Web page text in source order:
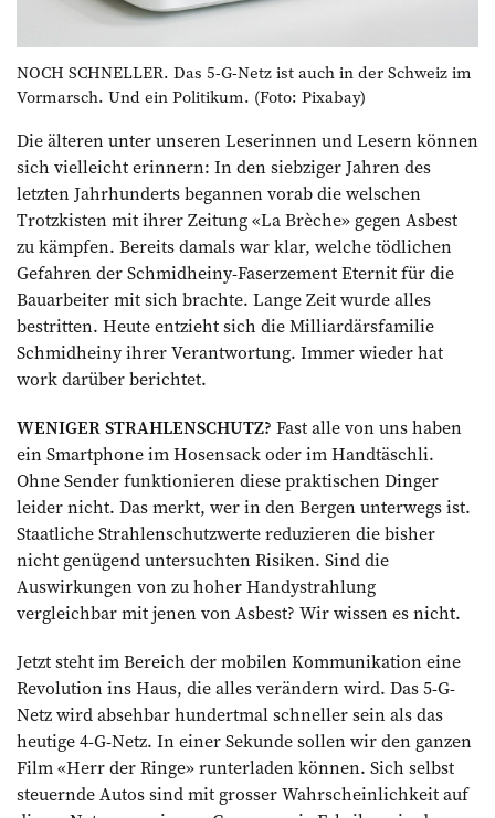
NOCH SCHNELLER. Das 5-G-Netz ist auch in der Schweiz im
Vormarsch. Und ein Politikum. (Foto: Pixabay)
Die älteren unter unseren Leserinnen und Lesern können
sich vielleicht erinnern: In den siebziger Jahren des
letzten Jahrhunderts begannen vorab die welschen
Trotzkisten mit ihrer Zeitung «La Brèche» gegen Asbest
zu kämpfen. Bereits damals war klar, welche töd­lichen
Gefahren der Schmidheiny-Faserzement Eternit für die
Bauarbeiter mit sich brachte. Lange Zeit wurde alles
bestritten. Heute entzieht sich die Milliardärsfamilie
Schmidheiny ihrer Verantwortung. Immer wieder hat
work dar­über berichtet.
WENIGER STRAHLENSCHUTZ? Fast alle von uns haben
ein Smartphone im ­Hosensack oder im Handtäschli.
Ohne Sender funktionieren diese praktischen Dinger
leider nicht. Das merkt, wer in den Bergen unterwegs ist.
Staatliche Strahlenschutzwerte reduzieren die bisher
nicht genügend untersuchten Risiken. Sind die
Auswirkungen von zu hoher Handystrahlung
vergleichbar mit jenen von Asbest? Wir wissen es nicht.
Jetzt steht im Bereich der mobilen Kommunikation eine
Revolution ins Haus, die alles verändern wird. Das 5-G-
Netz wird absehbar hundertmal schneller sein als das
heutige 4-G-Netz. In einer Sekunde sollen wir den ganzen
Film «Herr der Ringe» runterladen können. Sich selbst
steuernde Autos sind mit grosser Wahrscheinlichkeit auf